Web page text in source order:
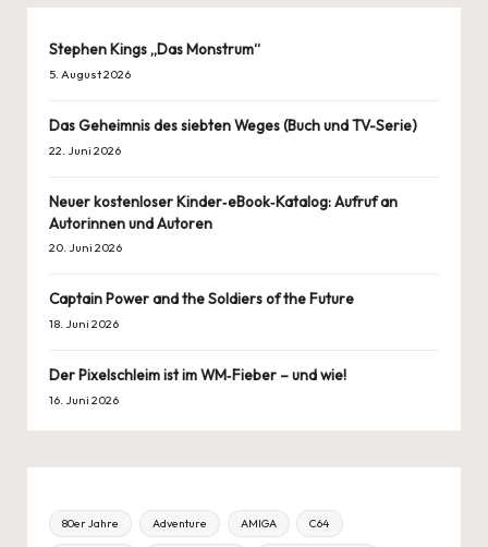
Stephen Kings „Das Monstrum“
5. August 2026
Das Geheimnis des siebten Weges (Buch und TV-Serie)
22. Juni 2026
Neuer kostenloser Kinder‑eBook‑Katalog: Aufruf an
Autorinnen und Autoren
20. Juni 2026
Captain Power and the Soldiers of the Future
18. Juni 2026
Der Pixelschleim ist im WM‑Fieber – und wie!
16. Juni 2026
80er Jahre Adventure AMIGA C64